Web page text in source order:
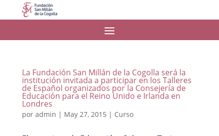
La Fundación San Millán de la Cogolla será la
institución invitada a participar en los Talleres
de Español organizados por la Consejería de
Educación para el Reino Unido e Irlanda en
Londres
por admin | May 27, 2015 | Curso